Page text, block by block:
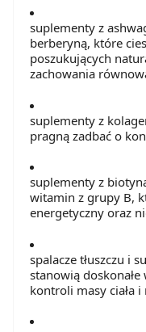
suplementy z
berberyną, które
poszukujących
zachowania
suplementy z
pragną zadbać o
suplementy z
witamin z grupy B,
energetyczny oraz
spalacze tłuszczu i
stanowią
kontroli masy ciała